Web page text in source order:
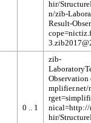
0 .. 1
zib-
Observation